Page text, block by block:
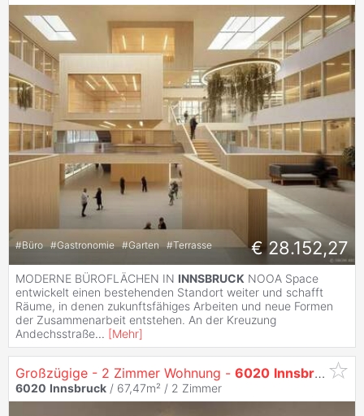
#Büro #Gastronomie #Garten #Terrasse € 28.152,27
MODERNE BÜROFLÄCHEN IN INNSBRUCK NOOA Space
entwickelt einen bestehenden Standort weiter und schafft
Räume, in denen zukunftsfähiges Arbeiten und neue Formen
der Zusammenarbeit entstehen. An der Kreuzung
Andechsstraße... [Mehr]
Großzügige - 2 Zimmer Wohnung - 6020 Innsbruck /
6020 Innsbruck / 67,47m² / 2 Zimmer